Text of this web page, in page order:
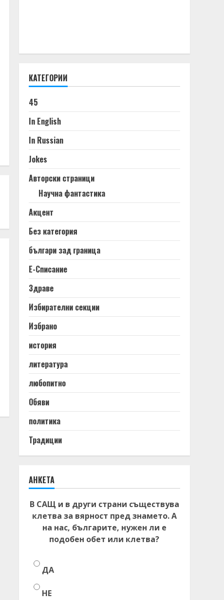
КАТЕГОРИИ
45
In English
In Russian
Jokes
Авторски страници
Научна фантастика
Акцент
Без категория
българи зад граница
Е-Списание
Здраве
Избирателни секции
Избрано
история
литература
любопитно
Обяви
политика
Традиции
АНКЕТА
В САЩ и в други страни съществува
клетва за вярност пред знамето. А
на нас, българите, нужен ли е
подобен обет или клетва?
ДА
НЕ